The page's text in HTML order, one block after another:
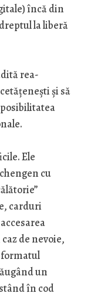
încă din
la liberă
rea-
și să
Ele
cu
carduri
de nevoie,
un
în cod